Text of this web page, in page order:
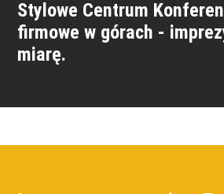
Stylowe Centrum
firmowe w górach -
miarę.